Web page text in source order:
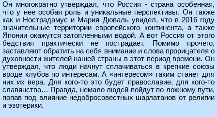
Он многократно утверждал, что Россия - страна особенная,
что у нее особая роль и уникальные перспективы. Он также
как и Нострадамус и Мария Дюваль увидел, что в 2016 году
значительные территории европейского континента, а также
Японии окажутся затопленными водой. А вот Россия от этого
бедствия практически не пострадает. Помимо прочего,
заставляют обратить на себя внимание и слова прорицателя о
духовности жителей нашей страны в этот период времени. Он
утверждал, что люди начнут сплачиваться в крепкие союзы
вроде клубов по интересам. А «интересом» таким станет для
них их вера. Для кого-то это будет православие, для кого-то
славянство… Правда, немало людей пойдут по ложному пути,
попав под влияние недобросовестных шарлатанов от религии
и эзотерики.